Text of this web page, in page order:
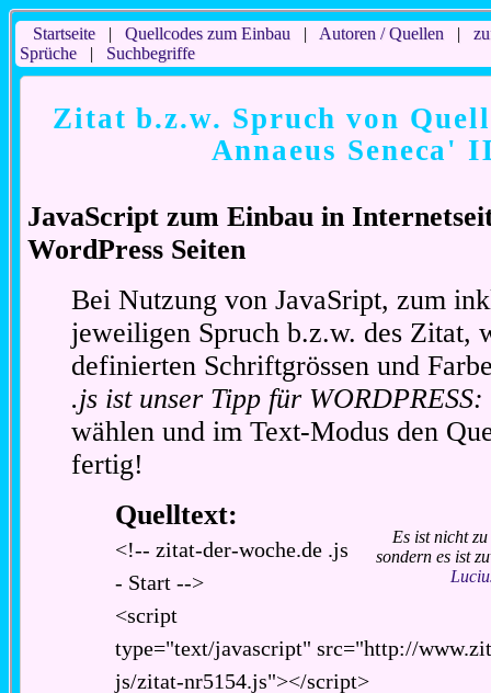
Startseite| Quellcodes zum Einbau | Autoren / Quellen |
Sprüche| Suchbegriffe
Zitat b.z.w. Spruch von
Annaeus Seneca'
JavaScript zum Einbau in
WordPress Seiten
Bei Nutzung von JavaSript, zum
jeweiligen Spruch b.z.w. des Zitat,
definierten Schriftgrössen und
.js ist unser Tipp für WORDPRESS:
wählen und im Text-Modus den
fertig!
Es ist nicht
sondern es ist
Quelltext:
<!-- zitat-der-woche.de .js
- Start -->
<script
type="text/javascript" src="http://
js/zitat-nr5154.js"></script>